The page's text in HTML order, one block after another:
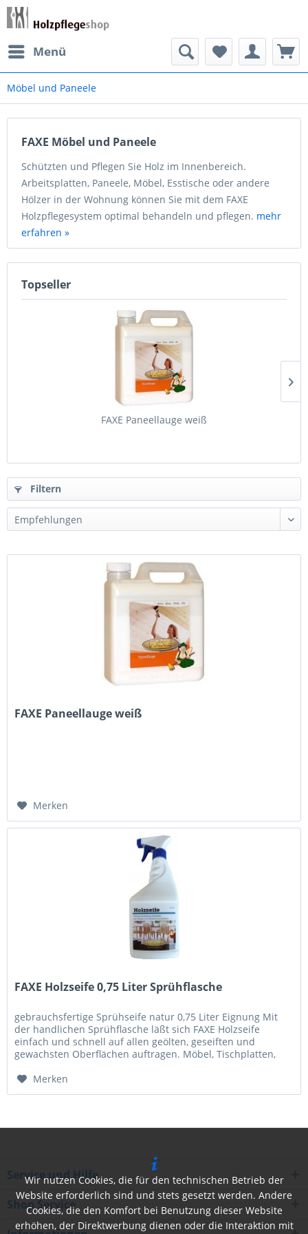
Menü
Möbel und Paneele
FAXE Möbel und Paneele
Schützten und Pflegen Sie Holz im Innenbereich.
Arbeitsplatten, Paneele, Möbel, Esstische oder andere
Hölzer in der Wohnung können Sie mit dem FAXE
Holzpflegesystem optimal behandeln und pflegen. mehr
erfahren »
Topseller
FAXE Paneellauge weiß
Filtern
FAXE Paneellauge weiß
Merken
FAXE Holzseife 0,75 Liter Sprühflasche
gebrauchsfertige Sprühseife natur 0,75 Liter Eignung Mit
der handlichen Sprühflasche läßt sich FAXE Holzseife
einfach und schnell auf allen geölten, geseiften und
gewachsten Oberflächen auftragen. Möbel, Tischplatten,
Merken
Service und Hilfe
Shop Service
Wir nutzen Cookies, die für den technischen Betrieb der
Website erforderlich sind und stets gesetzt werden. Andere
Cookies, die den Komfort bei Benutzung dieser Website
erhöhen, der Direktwerbung dienen oder die Interaktion mit